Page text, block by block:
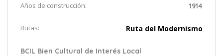
Años de construcción: 1914
Rutas: Ruta del Modernismo
BCIL Bien Cultural de Interés Local